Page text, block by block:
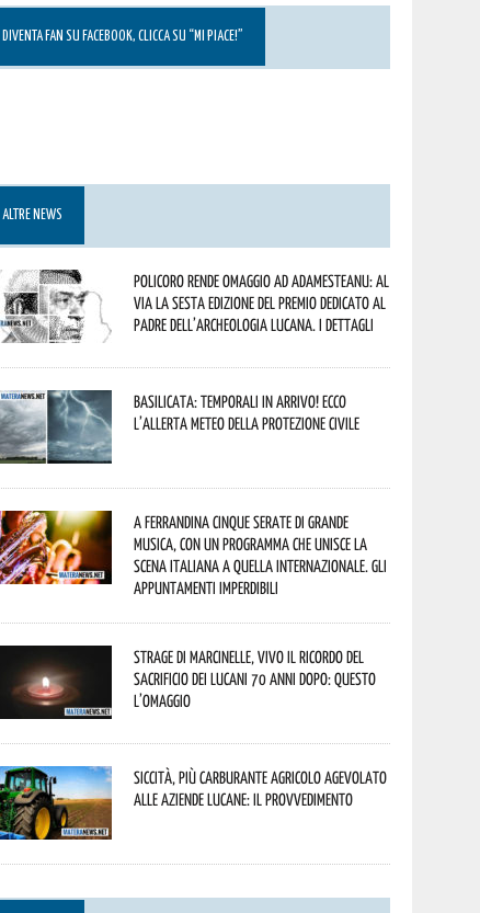
DIVENTA FAN SU FACEBOOK, CLICCA SU “MI PIACE!”
ALTRE NEWS
Policoro rende omaggio ad Adamesteanu: al
via la sesta edizione del Premio dedicato al
padre dell’archeologia lucana. I dettagli
Basilicata: temporali in arrivo! Ecco
l’allerta meteo della Protezione civile
A Ferrandina cinque serate di grande
musica, con un programma che unisce la
scena italiana a quella internazionale. Gli
appuntamenti imperdibili
Strage di Marcinelle, vivo il ricordo del
sacrificio dei lucani 70 anni dopo: questo
l’omaggio
Siccità, più carburante agricolo agevolato
alle aziende lucane: il provvedimento